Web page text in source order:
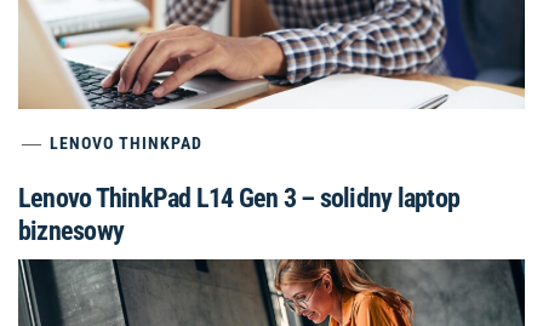
LENOVO THINKPAD
Lenovo ThinkPad L14 Gen 3 – solidny laptop
biznesowy